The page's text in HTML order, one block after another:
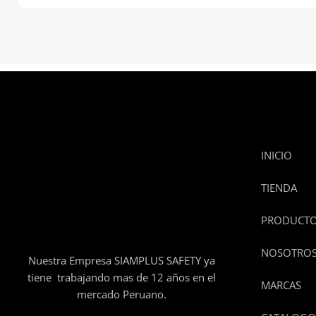
Nuestra Empresa SIAMPLUS SAFETY ya
tiene trabajando mas de 12 años en el
mercado Peruano.
INICIO
TIENDA
MARCAS